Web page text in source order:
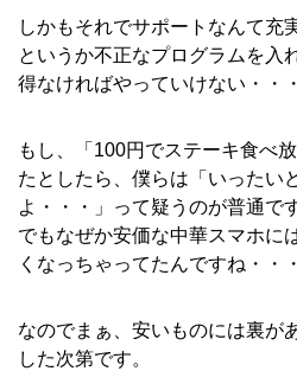
しかもそれでサポートなんて充
というか不正なプログラムを入
得なければやっていけない・・
もし、「100円でステーキ食べ
たとしたら、僕らは「いったい
よ・・・」って疑うのが普通です
でもなぜか安価な中華スマホに
くなっちゃってたんですね・・
なのでまぁ、安いものには裏が
した次第です。